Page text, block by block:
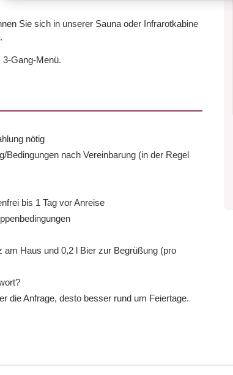
Sie sich in unserer Sauna oder Infrarotkabine
Gang-Menü.
nötig
Bedingungen nach Vereinbarung (in der Regel
bis 1 Tag vor Anreise
Haus und 0,2 l Bier zur Begrüßung (pro
die Anfrage, desto besser rund um Feiertage.